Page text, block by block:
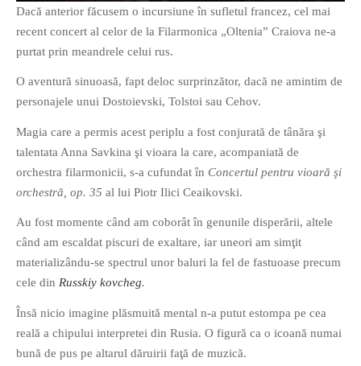
DESCARCĂ!
If you like movies, words and
mind games, then this is the
book for you. Take the
Dacă anterior făcusem o incursiune în sufletul francez, cel mai
recent concert al celor de la Filarmonica „Oltenia” Craiova ne-a
purtat prin meandrele celui rus.
O aventură sinuoasă, fapt deloc surprinzător, dacă ne amintim de
personajele unui Dostoievski, Tolstoi sau Cehov.
Magia care a permis acest periplu a fost conjurată de tânăra şi
talentata Anna Savkina şi vioara la care, acompaniată de
orchestra filarmonicii, s-a cufundat în Concertul pentru vioară şi
orchestră, op. 35 al lui Piotr Ilici Ceaikovski.
Au fost momente când am coborât în genunile disperării, altele
când am escaldat piscuri de exaltare, iar uneori am simţit
materializându-se spectrul unor baluri la fel de fastuoase precum
cele din Russkiy kovcheg.
Însă nicio imagine plăsmuită mental n-a putut estompa pe cea
reală a chipului interpretei din Rusia. O figură ca o icoană numai
bună de pus pe altarul dăruirii faţă de muzică.